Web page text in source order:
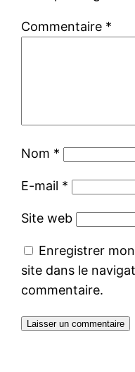
Commentaire *
Nom *
E-mail *
Site web
Enregistrer
site dans le
commentaire.